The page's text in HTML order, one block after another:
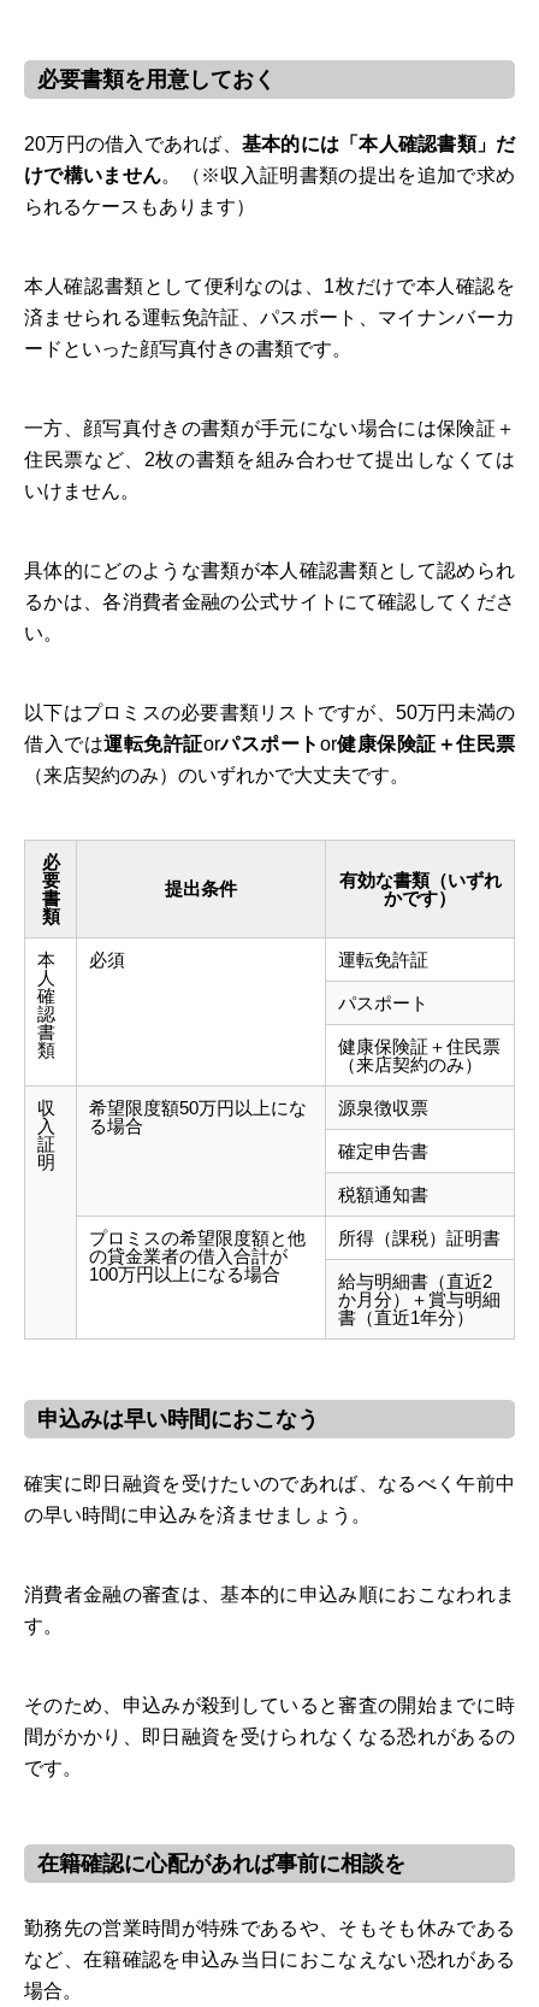
必要書類を用意しておく
20万円の借入であれば、 基本的には「本人確認書類」だ
けで構いません。（※収入証明書類の提出を追加で求め
られるケースもあります）
本人確認書類として便利なのは、1枚だけで本人確認を
済ませられる運転免許証、パスポート、マイナンバーカ
ードといった顔写真付きの書類です。
一方、顔写真付きの書類が手元にない場合には保険証＋
住民票など、2枚の書類を組み合わせて提出しなくては
いけません。
具体的にどのような書類が本人確認書類として認められ
るかは、各消費者金融の公式サイトにて確認してくださ
い。
以下はプロミスの必要書類リストですが、50万円未満の
借入では運転免許証orパスポート or健康保険証＋住民票
（来店契約のみ）のいずれかで大丈夫です。
必
要
書
類
提出条件
有効な書類（いずれ
かです）
本
人
確
認
書
類
必須 運転免許証
パスポート
健康保険証＋住民票
（来店契約のみ）
収
入
証
明
希望限度額50万円以上にな
る場合
源泉徴収票
確定申告書
税額通知書
プロミスの希望限度額と他
の貸金業者の借入合計が
100万円以上になる場合
所得（課税）証明書
給与明細書（直近2
か月分）＋賞与明細
書（直近1年分）
申込みは早い時間におこなう
確実に即日融資を受けたいのであれば、なるべく午前中
の早い時間に申込みを済ませましょう。
消費者金融の審査は、基本的に申込み順におこなわれま
す。
そのため、申込みが殺到していると審査の開始までに時
間がかかり、即日融資を受けられなくなる恐れがあるの
です。
在籍確認に心配があれば事前に相談を
勤務先の営業時間が特殊であるや、そもそも休みである
など、在籍確認を申込み当日におこなえない恐れがある
場合。